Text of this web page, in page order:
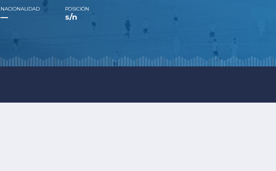
NACIONALIDAD
—
POSICIÓN
s/n